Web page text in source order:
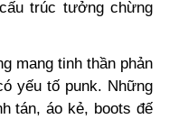
trúc tưởng chừng
mang tinh thần phản
yếu tố punk. Những
tán, áo kẻ, boots đế